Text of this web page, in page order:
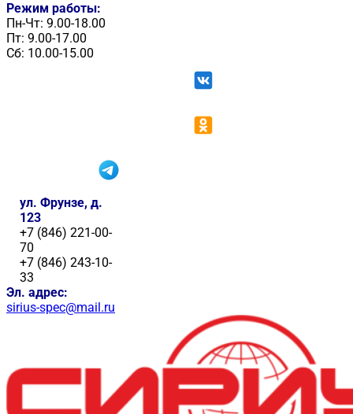
Режим работы:
Пн-Чт: 9.00-18.00
Пт: 9.00-17.00
Сб: 10.00-15.00
ул. Фрунзе, д.
123
+7 (846) 221-00-
70
+7 (846) 243-10-
33
Эл. адрес:
sirius-spec@mail.ru